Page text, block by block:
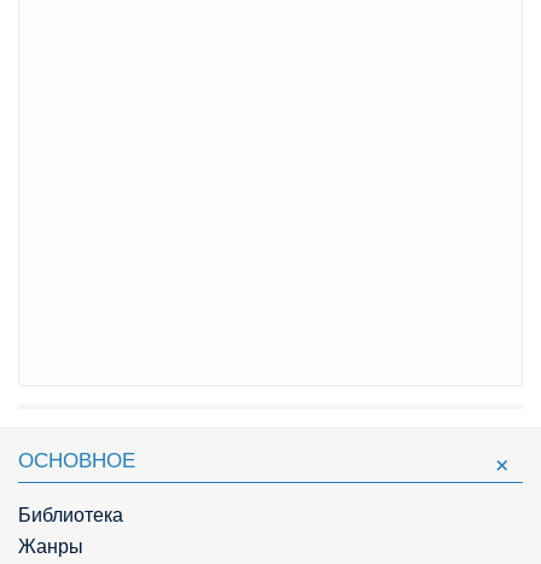
ОСНОВНОЕ
Библиотека
Жанры